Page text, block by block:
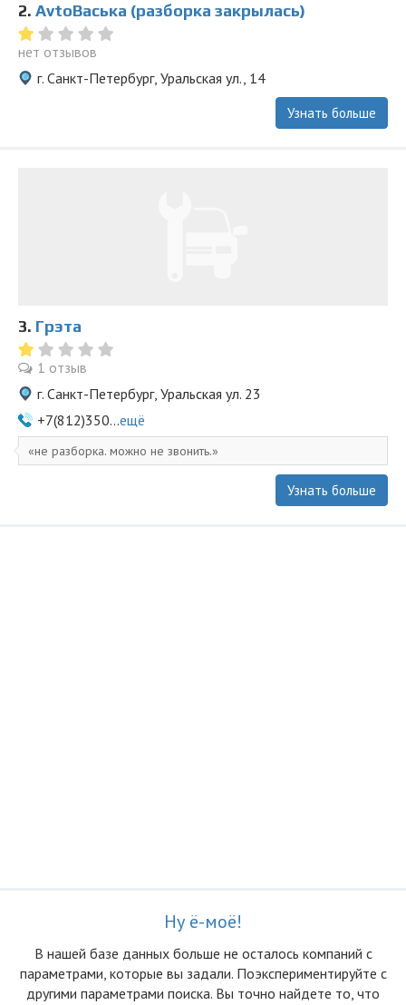
2. AvtoВаська (разборка закрылась)
нет отзывов
г. Санкт-Петербург, Уральская ул., 14
Узнать больше
3. Грэта
1 отзыв
г. Санкт-Петербург, Уральская ул. 23
+7(812)350...ещё
не разборка. можно не звонить.
Узнать больше
Ну ё-моё!
В нашей базе данных больше не осталоcь компаний с
параметрами, которые вы задали. Поэкспериментируйте с
другими параметрами поиска. Вы точно найдете то, что